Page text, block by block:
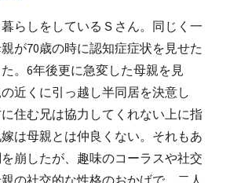
らしをしているＳさん。同じく一
が70歳の時に認知症症状を見せた
。6年後更に急変した母親を見
近くに引っ越し半同居を決意し
住む兄は協力してくれない上に指
は母親とは仲良くない。それもあ
崩したが、趣味のコーラスや社交
の社交的な性格のおかげで、二人